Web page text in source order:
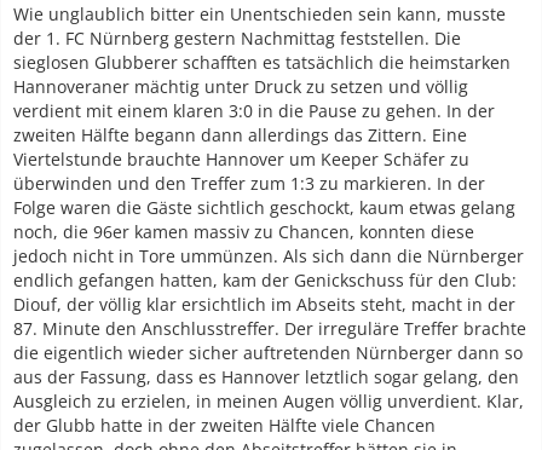
Wie unglaublich bitter ein Unentschieden sein kann, musste
der 1. FC Nürnberg gestern Nachmittag feststellen. Die
sieglosen Glubberer schafften es tatsächlich die heimstarken
Hannoveraner mächtig unter Druck zu setzen und völlig
verdient mit einem klaren 3:0 in die Pause zu gehen. In der
zweiten Hälfte begann dann allerdings das Zittern. Eine
Viertelstunde brauchte Hannover um Keeper Schäfer zu
überwinden und den Treffer zum 1:3 zu markieren. In der
Folge waren die Gäste sichtlich geschockt, kaum etwas gelang
noch, die 96er kamen massiv zu Chancen, konnten diese
jedoch nicht in Tore ummünzen. Als sich dann die Nürnberger
endlich gefangen hatten, kam der Genickschuss für den Club:
Diouf, der völlig klar ersichtlich im Abseits steht, macht in der
87. Minute den Anschlusstreffer. Der irreguläre Treffer brachte
die eigentlich wieder sicher auftretenden Nürnberger dann so
aus der Fassung, dass es Hannover letztlich sogar gelang, den
Ausgleich zu erzielen, in meinen Augen völlig unverdient. Klar,
der Glubb hatte in der zweiten Hälfte viele Chancen